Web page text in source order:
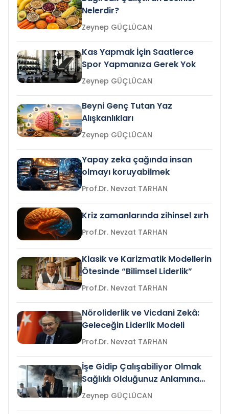
Nelerdir?
Zeynep GÜÇLÜCAN
Kas Yapmak İçin Saatlerce
Spor Yapmanıza Gerek Yok
Zeynep GÜÇLÜCAN
Beyni Genç Tutan Yaz
Alışkanlıkları
Zeynep GÜÇLÜCAN
Yapay zeka çağında insan
olmayı koruyabilmek
Prof.Dr. Nevzat TARHAN
Kriz zamanlarında zihinsel zırh
Prof.Dr. Nevzat TARHAN
Klasik ve Karizmatik Modellerin
Ötesinde “Bilimsel Liderlik”
Prof.Dr. Nevzat TARHAN
Nöroliderlik ve Vicdani Zekâ:
Geleceğin Liderlik Modeli
Prof.Dr. Nevzat TARHAN
İşe Gidip Çalışabiliyor Olmak
Sağlıklı Olduğunuz Anlamına
Gelir mi?Zeynep GÜÇLÜCAN